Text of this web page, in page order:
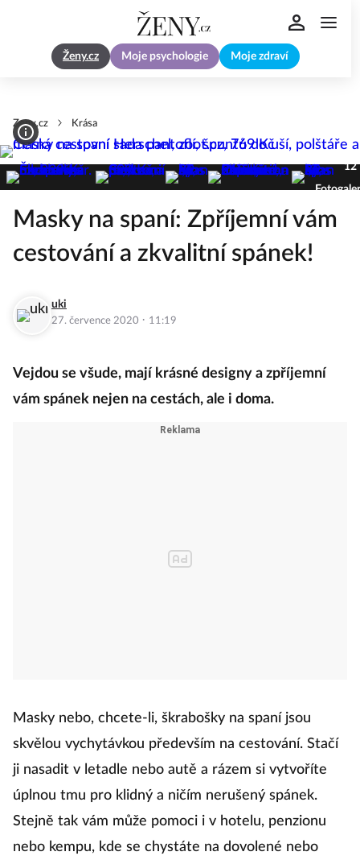
Ženy.cz Moje psychologie Moje zdraví
Zeny.cz Krása
12
Masky na spaní: Zpříjemní vám
cestování a zkvalitní spánek!
uki
27. července 2020 · 11:19
Vejdou se všude, mají krásné designy a zpříjemní
vám spánek nejen na cestách, ale i doma.
Masky nebo, chcete-li, škrabošky na spaní jsou
skvělou vychytávkou především na cestování. Stačí
ji nasadit v letadle nebo autě a rázem si vytvoříte
úplnou tmu pro klidný a ničím nerušený spánek.
Stejně tak vám může pomoci i v hotelu, penzionu
nebo kempu, kde se chystáte na dovolené nebo